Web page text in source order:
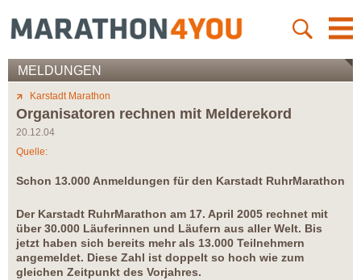
MELDUNGEN
Karstadt Marathon
Organisatoren rechnen mit Melderekord
20.12.04
Quelle:
Schon 13.000 Anmeldungen für den Karstadt RuhrMarathon
Der Karstadt RuhrMarathon am 17. April 2005 rechnet mit
über 30.000 Läuferinnen und Läufern aus aller Welt. Bis
jetzt haben sich bereits mehr als 13.000 Teilnehmern
angemeldet. Diese Zahl ist doppelt so hoch wie zum
gleichen Zeitpunkt des Vorjahres.